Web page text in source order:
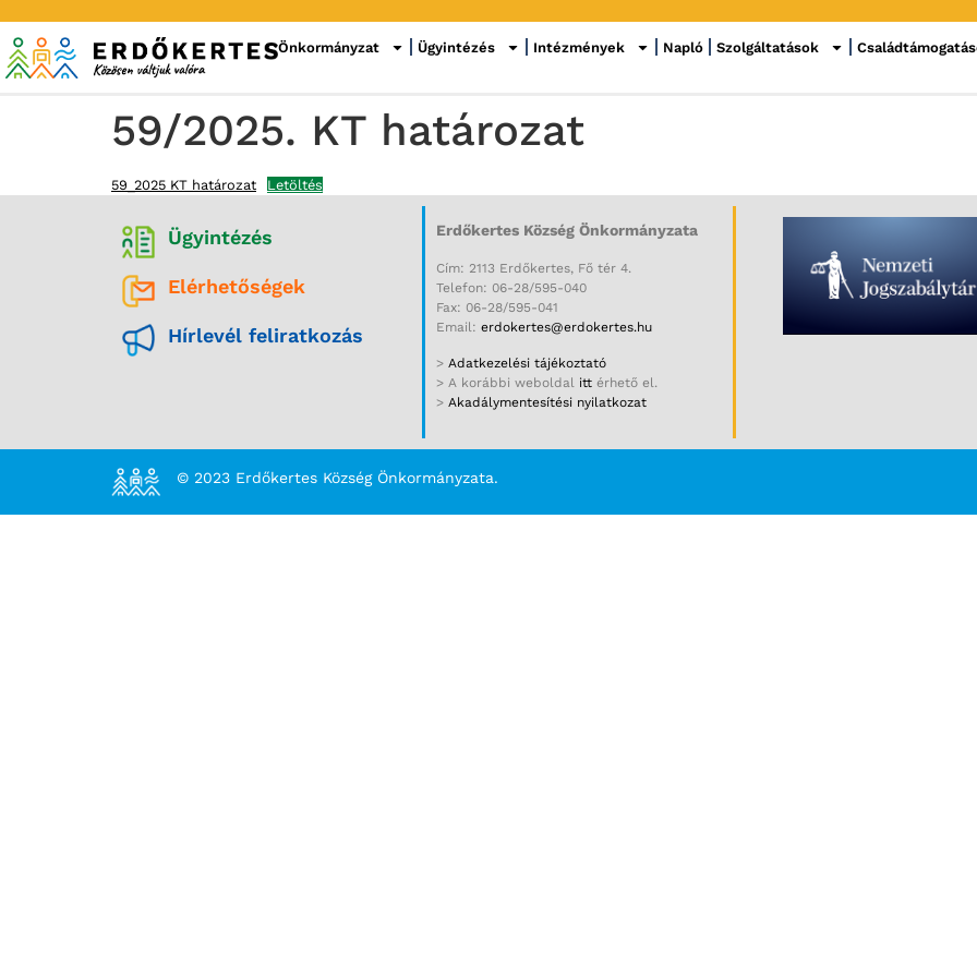
Önkormányzat Ügyintézés Intézmények Napló Szolgáltatások
59/2025. KT határozat
59_2025 KT határozat Letöltés
Ügyintézés
Elérhetőségek
Hírlevél feliratkozás
Erdőkertes Község Önkormányzata
Cím: 2113 Erdőkertes, Fő tér 4.
Telefon: 06-28/595-040
Fax: 06-28/595-041
Email: erdokertes@erdokertes.hu
> Adatkezelési tájékoztató
> A korábbi weboldal itt érhető el.
> Akadálymentesítési nyilatkozat
© 2023 Erdőkertes Község Önkormányzata.